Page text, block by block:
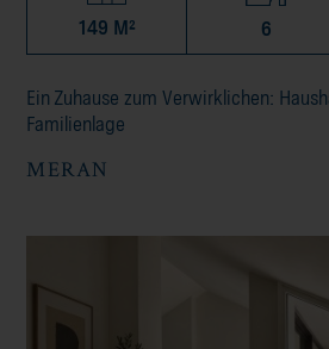
149 M² 6
Ein Zuhause zum Verwirklichen:
Familienlage
MERAN